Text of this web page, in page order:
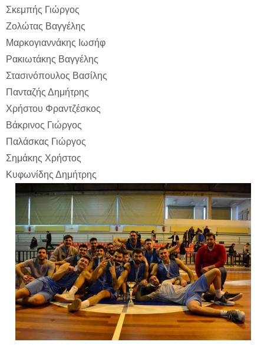
Σκεμπής Γιώργος
Ζολώτας Βαγγέλης
Μαρκογιαννάκης Ιωσήφ
Ρακιωτάκης Βαγγέλης
Στασινόπουλος Βασίλης
Πανταζής Δημήτρης
Χρήστου Φραντζέσκος
Βάκρινος Γιώργος
Παλάσκας Γιώργος
Σημάκης Χρήστος
Κυφωνίδης Δημήτρης